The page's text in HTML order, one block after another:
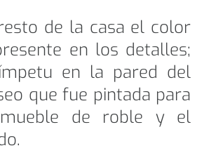
de la casa el color
en los detalles;
en la pared del
que fue pintada para
de roble y el